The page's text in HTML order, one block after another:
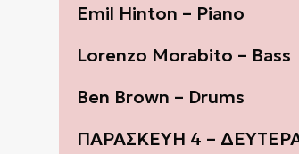
Emil Hinton – Piano
Lorenzo Morabito – Bass
Ben Brown – Drums
ΠΑΡΑΣΚΕΥΗ 4 –